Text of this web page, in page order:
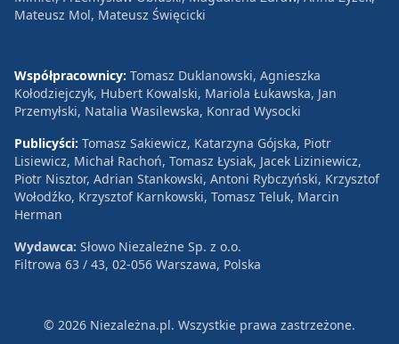
Mateusz Mol, Mateusz Święcicki
Współpracownicy: Tomasz Duklanowski, Agnieszka
Kołodziejczyk, Hubert Kowalski, Mariola Łukawska, Jan
Przemyłski, Natalia Wasilewska, Konrad Wysocki
Publicyści: Tomasz Sakiewicz, Katarzyna Gójska, Piotr
Lisiewicz, Michał Rachoń, Tomasz Łysiak, Jacek Liziniewicz,
Piotr Nisztor, Adrian Stankowski, Antoni Rybczyński, Krzysztof
Wołodźko, Krzysztof Karnkowski, Tomasz Teluk, Marcin
Herman
Wydawca: Słowo Niezależne Sp. z o.o.
Filtrowa 63 / 43, 02-056 Warszawa, Polska
© 2026 Niezależna.pl. Wszystkie prawa zastrzeżone.